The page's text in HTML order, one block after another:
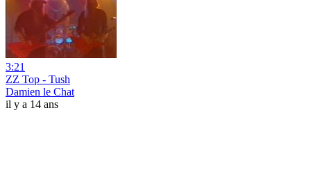
3:21
ZZ Top - Tush
Damien le Chat
il y a 14 ans